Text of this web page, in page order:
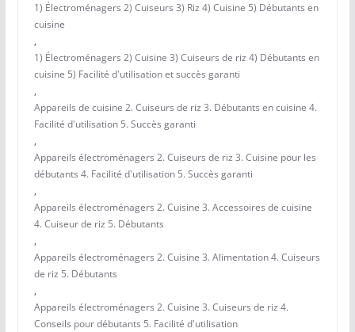
1) Électroménagers 2) Cuiseurs 3) Riz 4) Cuisine 5) Débutants en
cuisine
,
1) Électroménagers 2) Cuisine 3) Cuiseurs de riz 4) Débutants en
cuisine 5) Facilité d'utilisation et succès garanti
,
Appareils de cuisine 2. Cuiseurs de riz 3. Débutants en cuisine 4.
Facilité d'utilisation 5. Succès garanti
,
Appareils électroménagers 2. Cuiseurs de riz 3. Cuisine pour les
débutants 4. Facilité d'utilisation 5. Succès garanti
,
Appareils électroménagers 2. Cuisine 3. Accessoires de cuisine
4. Cuiseur de riz 5. Débutants
,
Appareils électroménagers 2. Cuisine 3. Alimentation 4. Cuiseurs
de riz 5. Débutants
,
Appareils électroménagers 2. Cuisine 3. Cuiseurs de riz 4.
Conseils pour débutants 5. Facilité d'utilisation